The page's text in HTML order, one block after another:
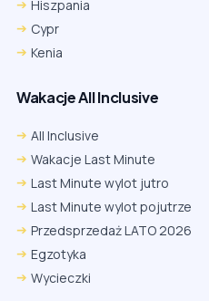
Hiszpania
Cypr
Kenia
Wakacje All Inclusive
All Inclusive
Wakacje Last Minute
Last Minute wylot jutro
Last Minute wylot pojutrze
Przedsprzedaż LATO 2026
Egzotyka
Wycieczki